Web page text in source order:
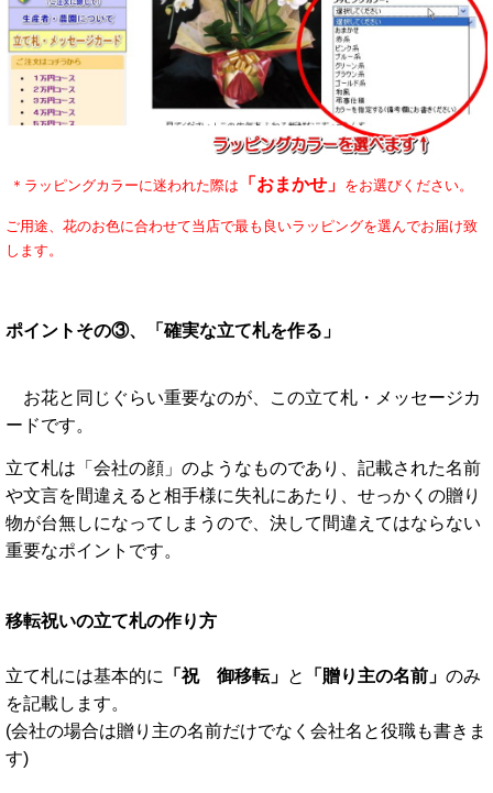
＊ラッピングカラーに迷われた際は 「おまかせ」 をお選びください。
ご用途、花のお色に合わせて当店で最も良いラッピングを選んでお届け致
します。
ポイントその③、「確実な立て札を作る」
お花と同じぐらい重要なのが、この立て札・メッセージカ
ードです。
立て札は「会社の顔」のようなものであり、記載された名前
や文言を間違えると相手様に失礼にあたり、せっかくの贈り
物が台無しになってしまうので、決して間違えてはならない
重要なポイントです。
移転祝いの立て札の作り方
立て札には基本的に 「祝 御移転」 と 「贈り主の名前」 のみ
を記載します。
(会社の場合は贈り主の名前だけでなく会社名と役職も書きま
す)